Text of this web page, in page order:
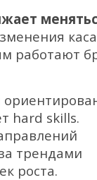
работают
hard skills.
трендами
роста.